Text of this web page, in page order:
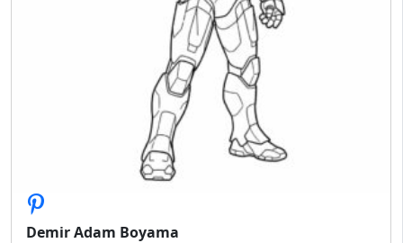
Demir Adam Boyama